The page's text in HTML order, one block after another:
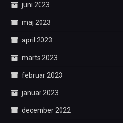
juni 2023
maj 2023
april 2023
marts 2023
februar 2023
januar 2023
december 2022